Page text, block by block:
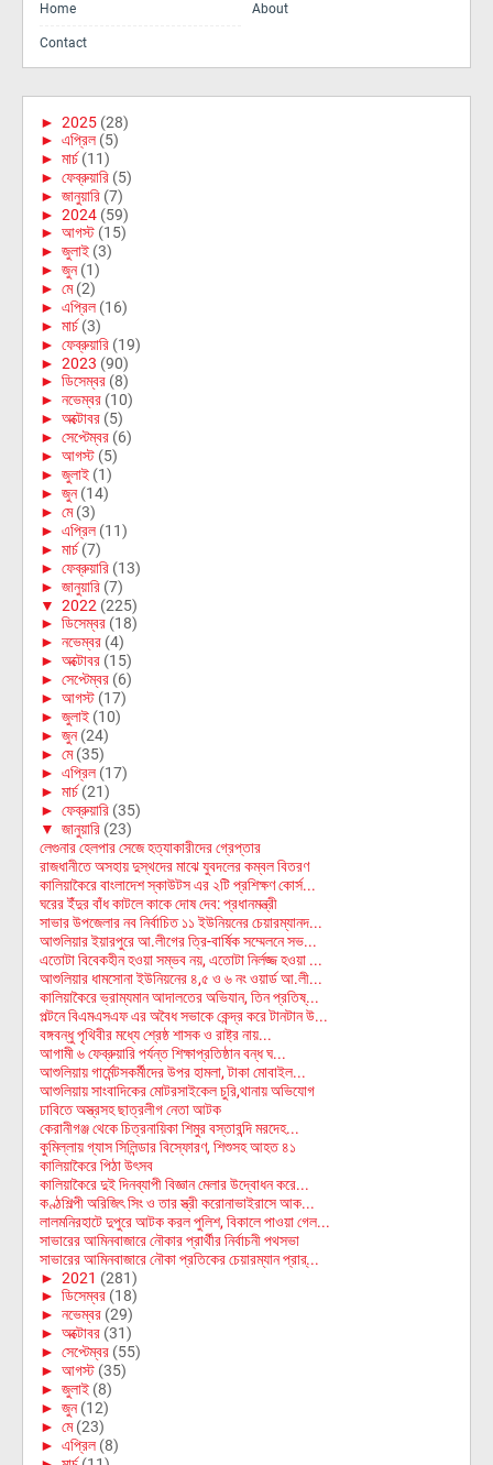
Home About
Contact
► 2025 (28)
► এপ্রিল (5)
► মার্চ (11)
► ফেব্রুয়ারি (5)
► জানুয়ারি (7)
► 2024 (59)
► আগস্ট (15)
► জুলাই (3)
► জুন (1)
► মে (2)
► এপ্রিল (16)
► মার্চ (3)
► ফেব্রুয়ারি (19)
► 2023 (90)
► ডিসেম্বর (8)
► নভেম্বর (10)
► অক্টোবর (5)
► সেপ্টেম্বর (6)
► আগস্ট (5)
► জুলাই (1)
► জুন (14)
► মে (3)
► এপ্রিল (11)
► মার্চ (7)
► ফেব্রুয়ারি (13)
► জানুয়ারি (7)
▼ 2022 (225)
► ডিসেম্বর (18)
► নভেম্বর (4)
► অক্টোবর (15)
► সেপ্টেম্বর (6)
► আগস্ট (17)
► জুলাই (10)
► জুন (24)
► মে (35)
► এপ্রিল (17)
► মার্চ (21)
► ফেব্রুয়ারি (35)
▼ জানুয়ারি (23)
লেগুনার হেলপার সেজে হত্যাকারীদের গ্রেপ্তার
রাজধানীতে অসহায় দুস্থদের মাঝে যুবদলের কম্বল বিতরণ
কালিয়াকৈরে বাংলাদেশ স্কাউটস এর ২টি প্রশিক্ষণ কোর্স...
ঘরের ইঁদুর বাঁধ কাটলে কাকে দোষ দেব: প্রধানমন্ত্রী
সাভার উপজেলার নব নির্বাচিত ১১ ইউনিয়নের চেয়ারম্যানদ...
আশুলিয়ার ইয়ারপুরে আ.লীগের ত্রি-বার্ষিক সম্মেলনে সভ...
এতোটা বিবেকহীন হওয়া সম্ভব নয়, এতোটা নির্লজ্জ হওয়া ...
আশুলিয়ার ধামসোনা ইউনিয়নের ৪,৫ ও ৬ নং ওয়ার্ড আ.লী...
কালিয়াকৈরে ভ্রাম্যমান আদালতের অভিযান, তিন প্রতিষ্...
পল্টনে বিএমএসএফ এর অবৈধ সভাকে কেন্দ্র করে টানটান উ...
বঙ্গবন্ধু পৃথিবীর মধ্যে শ্রেষ্ঠ শাসক ও রাষ্ট্র নায়...
আগামী ৬ ফেব্রুয়ারি পর্যন্ত শিক্ষাপ্রতিষ্ঠান বন্ধ ঘ...
আশুলিয়ায় গার্মেন্টসকর্মীদের উপর হামলা, টাকা মোবাইল...
আশুলিয়ায় সাংবাদিকের মোটরসাইকেল চুরি,থানায় অভিযোগ
ঢাবিতে অস্ত্রসহ ছাত্রলীগ নেতা আটক
কেরানীগঞ্জ থেকে চিত্রনায়িকা শিমুর বস্তাবন্দি মরদেহ...
কুমিল্লায় গ্যাস সিলিন্ডার বিস্ফোরণ, শিশুসহ আহত ৪১
কালিয়াকৈরে পিঠা উৎসব
কালিয়াকৈরে দুই দিনব্যাপী বিজ্ঞান মেলার উদ্বোধন করে...
কণ্ঠশিল্পী অরিজিৎ সিং ও তার স্ত্রী করোনাভাইরাসে আক...
লালমনিরহাটে দুপুরে আটক করল পুলিশ, বিকালে পাওয়া গেল...
সাভারের আমিনবাজারে নৌকার প্রার্থীর নির্বাচনী পথসভা
সাভারের আমিনবাজারে নৌকা প্রতিকের চেয়ারম্যান প্রার্...
► 2021 (281)
► ডিসেম্বর (18)
► নভেম্বর (29)
► অক্টোবর (31)
► সেপ্টেম্বর (55)
► আগস্ট (35)
► জুলাই (8)
► জুন (12)
► মে (23)
► এপ্রিল (8)